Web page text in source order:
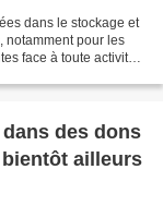
dans le stockage et
notamment pour les
face à toute activité
des dons